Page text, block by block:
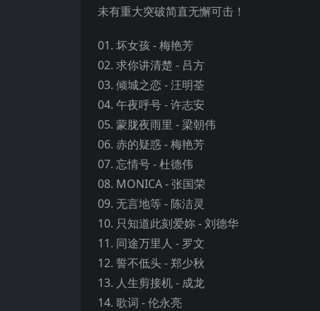
未有重大突破简直无懈可击！
01. 坏女孩 - 梅艳芳
02. 求你讲清楚 - 吕方
03. 倾城之恋 - 汪明荃
04. 午夜呼号 - 许志安
05. 蒙胧夜雨里 - 梁朝伟
06. 赤的疑惑 - 梅艳芳
07. 忘情号 - 杜德伟
08. MONICA - 张国荣
09. 无言地等 - 陈洁灵
10. 只知道此刻爱妳 - 刘德华
11. 同途万里人 - 罗文
12. 誓不低头 - 郑少秋
13. 人生剪接机 - 成龙
14. 歌词 - 伦永亮